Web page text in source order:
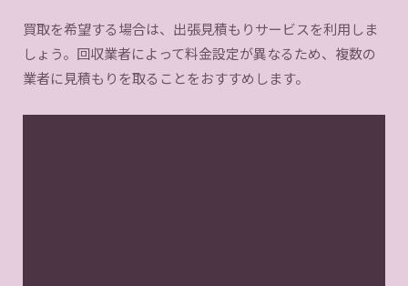
買取を希望する場合は、出張見積もりサービスを利用しま
しょう。回収業者によって料金設定が異なるため、複数の
業者に見積もりを取ることをおすすめします。